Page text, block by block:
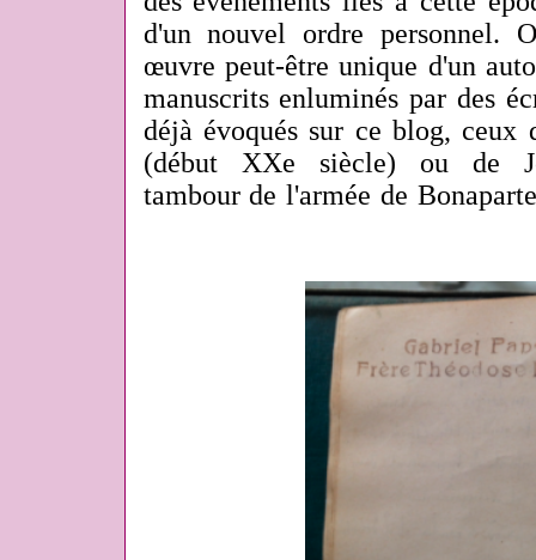
d'un nouvel ordre personnel.
œuvre peut-être unique d'un
manuscrits enluminés par des
déjà évoqués sur ce blog,
(début XXe siècle) ou de
tambour de l'armée de